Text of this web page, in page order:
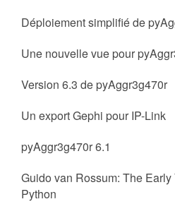
Déploiement simplifié de
Une nouvelle vue pour
Version 6.3 de pyAggr3g470r
Un export Gephi pour IP-Link
pyAggr3g470r 6.1
Guido van Rossum: The Early
Python